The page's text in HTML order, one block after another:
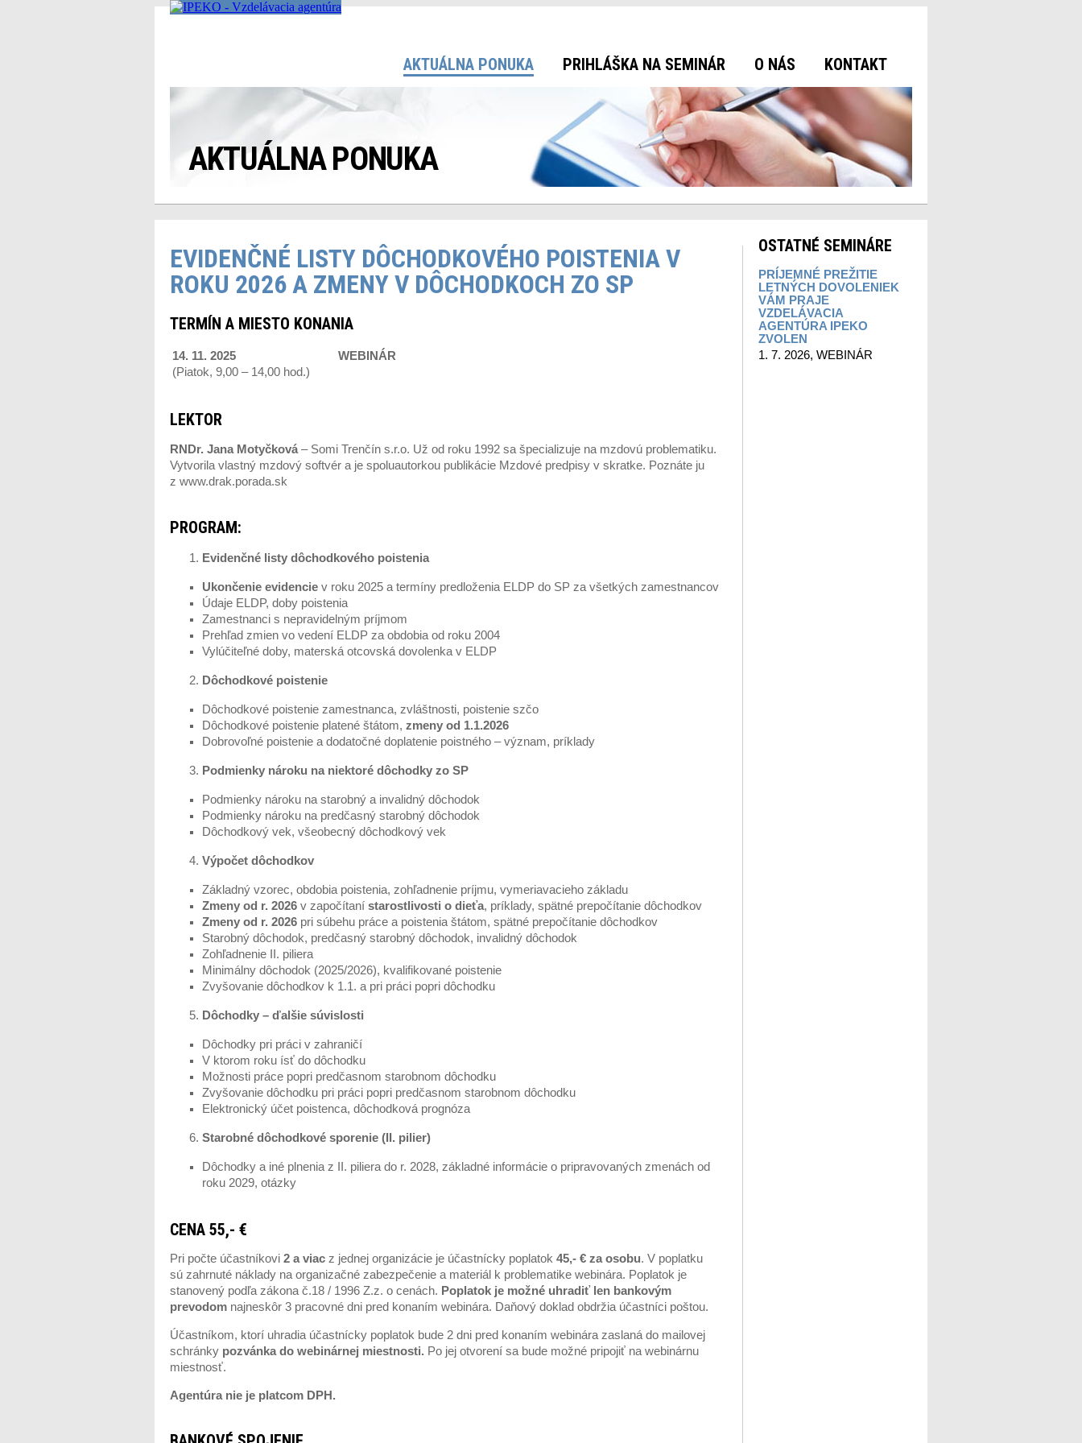
AKTUÁLNA PONUKA PRIHLÁŠKA NA SEMINÁR O NÁS KONTAKT
AKTUÁLNA PONUKA
EVIDENČNÉ LISTY DÔCHODKOVÉHO POISTENIA V
ROKU 2026 A ZMENY V DÔCHODKOCH ZO SP
TERMÍN A MIESTO KONANIA
14. 11. 2025
(Piatok, 9,00 – 14,00 hod.)
WEBINÁR
LEKTOR
RNDr. Jana Motyčková – Somi Trenčín s.r.o. Už od roku 1992 sa špecializuje na mzdovú problematiku.
Vytvorila vlastný mzdový softvér a je spoluautorkou publikácie Mzdové predpisy v skratke. Poznáte ju
z www.drak.porada.sk
PROGRAM:
Evidenčné listy dôchodkového poistenia
Ukončenie evidencie v roku 2025 a termíny predloženia ELDP do SP za všetkých zamestnancov
Údaje ELDP, doby poistenia
Zamestnanci s nepravidelným príjmom
Prehľad zmien vo vedení ELDP za obdobia od roku 2004
Vylúčiteľné doby, materská otcovská dovolenka v ELDP
Dôchodkové poistenie
Dôchodkové poistenie zamestnanca, zvláštnosti, poistenie szčo
Dôchodkové poistenie platené štátom, zmeny od 1.1.2026
Dobrovoľné poistenie a dodatočné doplatenie poistného – význam, príklady
Podmienky nároku na niektoré dôchodky zo SP
Podmienky nároku na starobný a invalidný dôchodok
Podmienky nároku na predčasný starobný dôchodok
Dôchodkový vek, všeobecný dôchodkový vek
Výpočet dôchodkov
Základný vzorec, obdobia poistenia, zohľadnenie príjmu, vymeriavacieho základu
Zmeny od r. 2026 v započítaní starostlivosti o dieťa, príklady, spätné prepočítanie dôchodkov
Zmeny od r. 2026 pri súbehu práce a poistenia štátom, spätné prepočítanie dôchodkov
Starobný dôchodok, predčasný starobný dôchodok, invalidný dôchodok
Zohľadnenie II. piliera
Minimálny dôchodok (2025/2026), kvalifikované poistenie
Zvyšovanie dôchodkov k 1.1. a pri práci popri dôchodku
Dôchodky – ďalšie súvislosti
Dôchodky pri práci v zahraničí
V ktorom roku ísť do dôchodku
Možnosti práce popri predčasnom starobnom dôchodku
Zvyšovanie dôchodku pri práci popri predčasnom starobnom dôchodku
Elektronický účet poistenca, dôchodková prognóza
Starobné dôchodkové sporenie (II. pilier)
Dôchodky a iné plnenia z II. piliera do r. 2028, základné informácie o pripravovaných zmenách od
roku 2029, otázky
CENA 55,- €
Pri počte účastníkovi 2 a viac z jednej organizácie je účastnícky poplatok 45,- € za osobu. V poplatku
sú zahrnuté náklady na organizačné zabezpečenie a materiál k problematike webinára. Poplatok je
stanovený podľa zákona č.18 / 1996 Z.z. o cenách. Poplatok je možné uhradiť len bankovým
prevodom najneskôr 3 pracovné dni pred konaním webinára. Daňový doklad obdržia účastníci poštou.
Účastníkom, ktorí uhradia účastnícky poplatok bude 2 dni pred konaním webinára zaslaná do mailovej
schránky pozvánka do webinárnej miestnosti. Po jej otvorení sa bude možné pripojiť na webinárnu
miestnosť.
Agentúra nie je platcom DPH.
OSTATNÉ SEMINÁRE
PRÍJEMNÉ PREŽITIE
LETNÝCH DOVOLENIEK
VÁM PRAJE
VZDELÁVACIA
AGENTÚRA IPEKO
ZVOLEN
1. 7. 2026, WEBINÁR